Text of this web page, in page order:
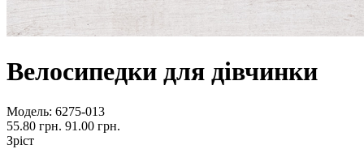
Велосипедки для дівчинки
Модель: 6275-013
55.80 грн. 91.00 грн.
Зріст